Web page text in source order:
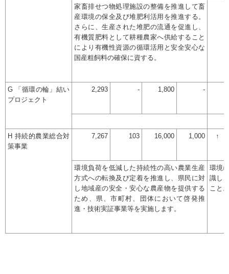
家畜排せつ物処理施設の整備を推進して畜
産環境の保全及び堆肥利活用を推進する。
さらに、生産された堆肥の流通を促進し、
有機質肥料として耕種農家へ供給すること
により有機性資源の循環活用と安全安心な
国産粗飼料の確保に資する。
G 「循環の輪」結い
プロジェクト
2,293 - 1,800 -
H 持続的農業総合対
策事業
7,267 103 16,000 1,000 ↑
環境負荷を低減した持続性の高い農業生産
方式への転換及び定着を推進し、県民に対
し地域産の安全・安心な農産物を提供する
ため、県、市町村、団体において啓発推
進・技術実証事業等を実施します。
環境
識し
こと。